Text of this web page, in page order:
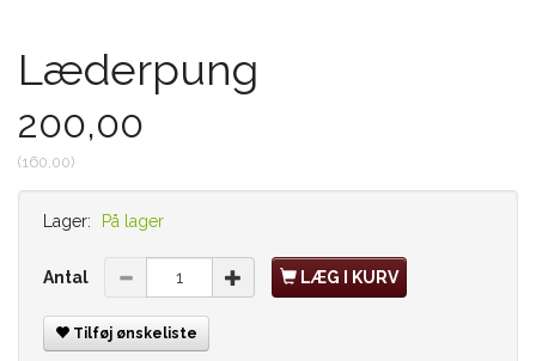
Læderpung
200,00
(160,00)
Lager: På lager
Antal LÆG I KURV
Tilføj ønskeliste